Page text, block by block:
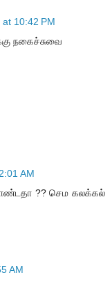
10:42 PM
நகைச்சுவை
AM
?? செம கலக்கல்
AM